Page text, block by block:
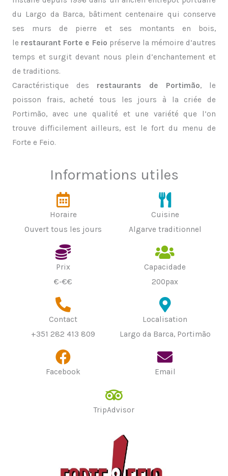
du Largo da Barca, bâtiment centenaire qui conserve
ses murs de pierre et ses montants en bois,
le restaurant Forte e Feio préserve la mémoire d’autres
temps et surgit devant nous plein d’enchantement et
de traditions.
Caractéristique des restaurants de Portimão, le
poisson frais, acheté tous les jours à la criée de
Portimão, avec une qualité et une variété que l’on
trouve difficilement ailleurs, est le fort du menu de
Forte e Feio.
Informations utiles
Horaire
Ouvert tous les jours
Cuisine
Algarve traditionnel
Prix
€-€€
Capacidade
200pax
Contact
+351 282 413 809
Localisation
Largo da Barca, Portimão
Facebook Email
TripAdvisor